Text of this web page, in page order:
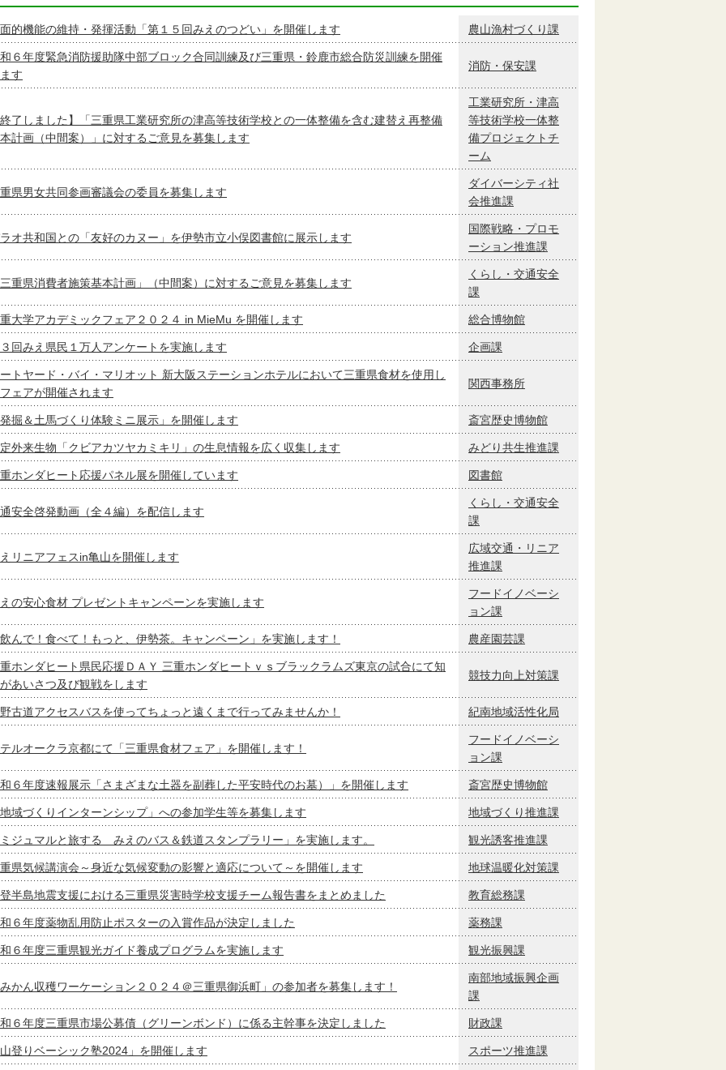
的機能の維持・発揮活動「第１５回みえのつどい」を開催します 農山漁村づくり課
６年度緊急消防援助隊中部ブロック合同訓練及び三重県・鈴鹿市総合防災訓練を開催
す
消防・保安課
終了しました】「三重県工業研究所の津高等技術学校との一体整備を含む建替え再整備
計画（中間案）」に対するご意見を募集します
工業研究所・津高
等技術学校一体整
備プロジェクトチ
ーム
県男女共同参画審議会の委員を募集します
ダイバーシティ社
会推進課
オ共和国との「友好のカヌー」を伊勢市立小俣図書館に展示します
国際戦略・プロモ
ーション推進課
三重県消費者施策基本計画」（中間案）に対するご意見を募集します
くらし・交通安全
課
大学アカデミックフェア２０２４ in MieMu を開催します 総合博物館
回みえ県民１万人アンケートを実施します 企画課
トヤード・バイ・マリオット 新大阪ステーションホテルにおいて三重県食材を使用し
ェアが開催されます
関西事務所
発掘＆土馬づくり体験ミニ展示」を開催します 斎宮歴史博物館
外来生物「クビアカツヤカミキリ」の生息情報を広く収集します みどり共生推進課
ホンダヒート応援パネル展を開催しています 図書館
安全啓発動画（全４編）を配信します
くらし・交通安全
課
リニアフェスin亀山を開催します
広域交通・リニア
推進課
の安心食材 プレゼントキャンペーンを実施します
フードイノベーシ
ョン課
飲んで！食べて！もっと、伊勢茶。キャンペーン」を実施します！ 農産園芸課
ホンダヒート県民応援ＤＡＹ 三重ホンダヒートｖｓブラックラムズ東京の試合にて知
あいさつ及び観戦をします
競技力向上対策課
古道アクセスバスを使ってちょっと遠くまで行ってみませんか！ 紀南地域活性化局
ルオークラ京都にて「三重県食材フェア」を開催します！
フードイノベーシ
ョン課
６年度速報展示「さまざまな土器を副葬した平安時代のお墓）」を開催します 斎宮歴史博物館
地域づくりインターンシップ」への参加学生等を募集します 地域づくり推進課
ミジュマルと旅する みえのバス＆鉄道スタンプラリー」を実施します。 観光誘客推進課
県気候講演会～身近な気候変動の影響と適応について～を開催します 地球温暖化対策課
半島地震支援における三重県災害時学校支援チーム報告書をまとめました 教育総務課
６年度薬物乱用防止ポスターの入賞作品が決定しました 薬務課
６年度三重県観光ガイド養成プログラムを実施します 観光振興課
みかん収穫ワーケーション２０２４＠三重県御浜町」の参加者を募集します！
南部地域振興企画
課
６年度三重県市場公募債（グリーンボンド）に係る主幹事を決定しました 財政課
山登りベーシック塾2024」を開催します スポーツ推進課